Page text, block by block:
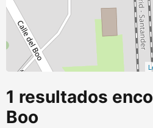
1 resultados
Boo